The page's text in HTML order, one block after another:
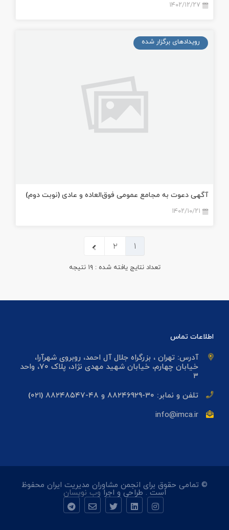
۱۴۰۲/۱۲/۲۷
رویدادهای برگزار شده
آگهی دعوت به مجامع عمومی فوق‌العاده و عادی (نوبت دوم)
۱۴۰۲/۱۰/۲۱
۱ ۲
تعداد نتایج یافته شده : ۱۹ نتیجه
اطلاعات تماس
آدرس: تهران ، بزرگراه جلال آل احمد، روبروی شهرآرا،
خیابان چهارم، خیابان شهید مهدی نژاد، پلاک ۷۰، واحد
۳
تلفن و نمابر: ۳۰-۸۸۲۴۶۹۲۹ و ۴۸-۸۸۲۴۸۵۴۷ (۰۲۱)
info@imca.ir
© تمامی حقوق برای انجمن مشاوران مدیریت ایران محفوظ
است . طراحی و اجرا وب نویسان